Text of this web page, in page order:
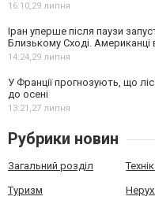
16:10,29 липня
Іран уперше після паузи
Близькому Сході. Американці
14:24,29 липня
У Франції прогнозують, що
до осені
13:21,27 липня
Рубрики новин
Загальний розділ
Туризм